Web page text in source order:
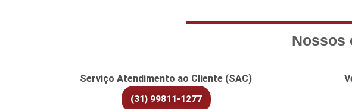
Nossos
Serviço Atendimento ao Cliente (SAC)
(31) 99811-1277